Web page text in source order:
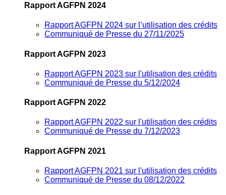
Rapport AGFPN 2024
Rapport AGFPN 2024 sur l’utilisation des crédits
Communiqué de Presse du 27/11/2025
Rapport AGFPN 2023
Rapport AGFPN 2023 sur l'utilisation des crédits
Communiqué de Presse du 5/12/2024
Rapport AGFPN 2022
Rapport AGFPN 2022 sur l'utilisation des crédits
Communiqué de Presse du 7/12/2023
Rapport AGFPN 2021
Rapport AGFPN 2021 sur l'utilisation des crédits
Communiqué de Presse du 08/12/2022